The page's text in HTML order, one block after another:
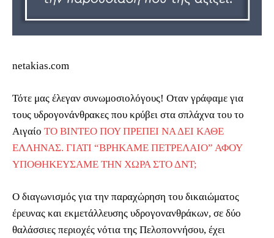
netakias.com
Τότε μας έλεγαν συνωμοσιολόγους! Οταν γράφαμε για
τους υδρογονάνθρακες που κρύβει στα σπλάχνα του το
Αιγαίο ΤΟ ΒΙΝΤΕΟ ΠΟΥ ΠΡΕΠΕΙ ΝΑ ΔΕΙ ΚΑΘΕ
ΕΛΛΗΝΑΣ. ΓΙΑΤΙ “ΒΡΗΚΑΜΕ ΠΕΤΡΕΛΑΙΟ” ΑΦΟΥ
ΥΠΟΘΗΚΕΥΣΑΜΕ ΤΗΝ ΧΩΡΑ ΣΤΟ ΔΝΤ;
O διαγωνισμός για την παραχώρηση του δικαιώματος
έρευνας και εκμετάλλευσης υδρογονανθράκων, σε δύο
θαλάσσιες περιοχές νότια της Πελοποννήσου, έχει